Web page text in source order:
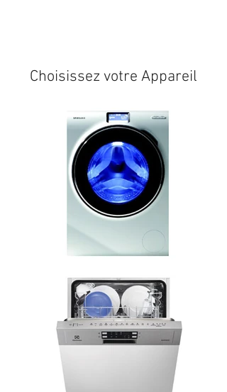
Choisissez votre Appareil